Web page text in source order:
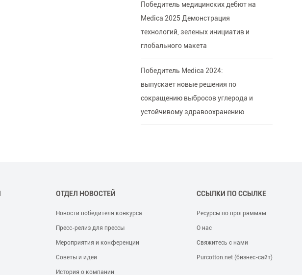
Победитель медицинских дебют на
Medica 2025 Демонстрация
технологий, зеленых инициатив и
глобального макета
Победитель Medica 2024:
выпускает новые решения по
сокращению выбросов углерода и
устойчивому здравоохранению
ОТДЕЛ НОВОСТЕЙ
Новости победителя конкурса
Пресс-релиз для прессы
Мероприятия и конференции
Советы и идеи
История о компании
ССЫЛКИ ПО ССЫЛКЕ
Ресурсы по программам
О нас
Свяжитесь с нами
Purcotton.net (бизнес-сайт)